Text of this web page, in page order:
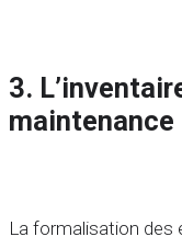
3.
maintenance
La formalisation des